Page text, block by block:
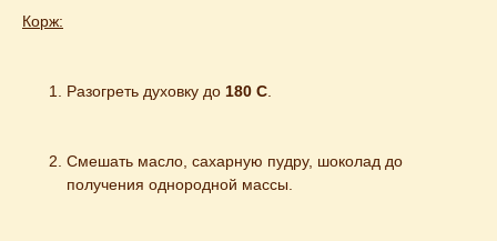
Корж:
Разогреть духовку до 180 С
Смешать масло, сахарную пудру, шоколад до
получения однородной массы.